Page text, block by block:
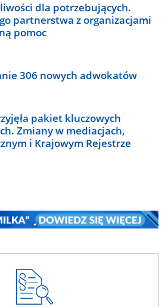
dla potrzebujących.
partnerstwa z organizacjami
pomoc
306 nowych adwokatów
pakiet kluczowych
Zmiany w mediacjach,
i Krajowym Rejestrze